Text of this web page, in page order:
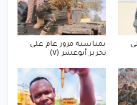
بمناسبة مرور عام على
تحرير أبوعشر (٧)